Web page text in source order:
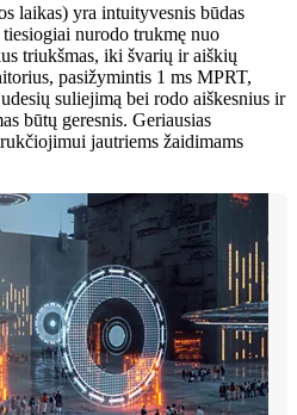
laikas) yra intuityvesnis būdas
nurodo trukmę nuo
triukšmas, iki švarių ir aiškių
pasižymintis 1 ms MPRT,
suliejimą bei rodo aiškesnius ir
būtų geresnis. Geriausias
jautriems žaidimams